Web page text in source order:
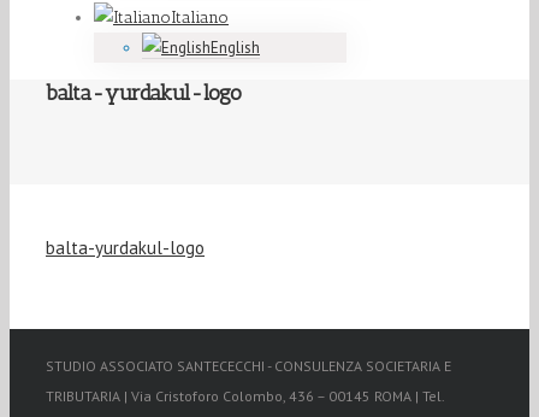
Italiano
English
balta-yurdakul-logo
balta-yurdakul-logo
STUDIO ASSOCIATO SANTECECCHI - CONSULENZA SOCIETARIA E
TRIBUTARIA | Via Cristoforo Colombo, 436 – 00145 ROMA | Tel.